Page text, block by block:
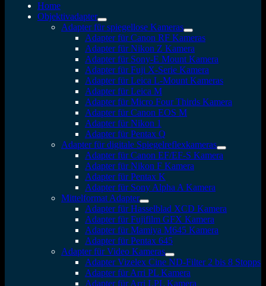
Home
Objektivadapter
Adapter für spiegellose Kameras
Adapter für Canon RF Kameras
Adapter für Nikon Z Kamera
Adapter für Sony-E Mount Kamera
Adapter für Fuji X-Serie Kamera
Adapter für Leica L-Mount Kameras
Adapter für Leica M
Adapter für Micro Four Thirds Kamera
Adapter für Canon EOS M
Adapter für Nikon 1
Adapter für Pentax Q
Adapter für digitale Spiegelreflexkameras
Adapter für Canon EF/EF-S Kamera
Adapter für Nikon F Kamera
Adapter für Pentax K
Adapter für Sony Alpha A Kamera
Mittelformat Adapter
Adapter für Hasselblad XCD Kamera
Adapter für Fujifilm GFX Kamera
Adapter für Mamiya M645 Kamera
Adapter für Pentax 645
Adapter für Video Kameras
Adapter Vizelex Cine ND-Filter 2 bis 8 Stopps
Adapter für Arri PL Kamera
Adapter für Arri LPL Kamera